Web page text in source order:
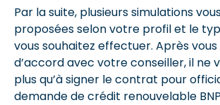
Par la suite, plusieurs simulations
proposées selon votre profil et le
vous souhaitez effectuer. Après
d’accord avec votre conseiller, il ne
plus qu’à signer le contrat pour
demande de crédit renouvelable